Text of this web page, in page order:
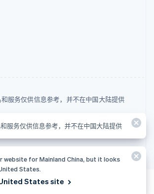
服务仅供信息参考，并不在中国大陆提供
LLC
服务仅供信息参考，并不在中国大陆提供
website for Mainland China, but it looks
States.
States site